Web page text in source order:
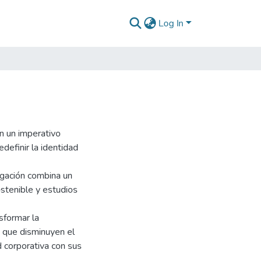
Log In
un imperativo
la identidad
combina un
y estudios
la
disminuyen el
con sus